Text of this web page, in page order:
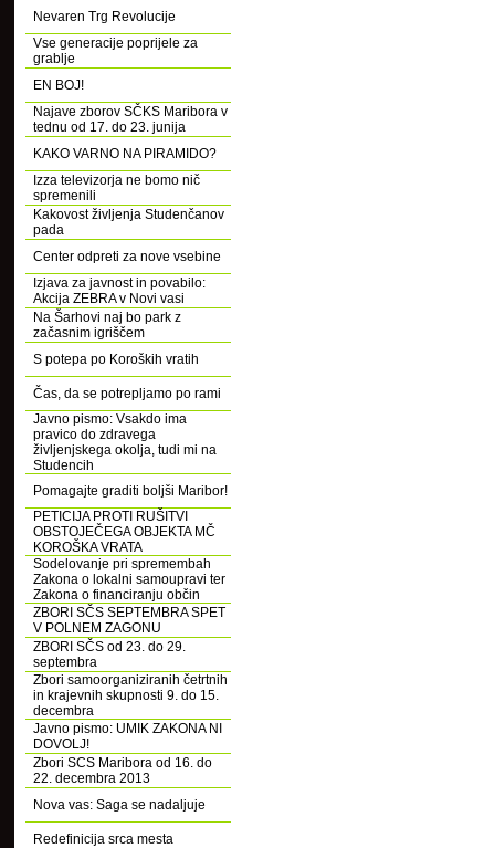
Nevaren Trg Revolucije
Vse generacije poprijele za
grablje
EN BOJ!
Najave zborov SČKS Maribora v
tednu od 17. do 23. junija
KAKO VARNO NA PIRAMIDO?
Izza televizorja ne bomo nič
spremenili
Kakovost življenja Studenčanov
pada
Center odpreti za nove vsebine
Izjava za javnost in povabilo:
Akcija ZEBRA v Novi vasi
Na Šarhovi naj bo park z
začasnim igriščem
S potepa po Koroških vratih
Čas, da se potrepljamo po rami
Javno pismo: Vsakdo ima
pravico do zdravega
življenjskega okolja, tudi mi na
Studencih
Pomagajte graditi boljši Maribor!
PETICIJA PROTI RUŠITVI
OBSTOJEČEGA OBJEKTA MČ
KOROŠKA VRATA
Sodelovanje pri spremembah
Zakona o lokalni samoupravi ter
Zakona o financiranju občin
ZBORI SČS SEPTEMBRA SPET
V POLNEM ZAGONU
ZBORI SČS od 23. do 29.
septembra
Zbori samoorganiziranih četrtnih
in krajevnih skupnosti 9. do 15.
decembra
Javno pismo: UMIK ZAKONA NI
DOVOLJ!
Zbori SCS Maribora od 16. do
22. decembra 2013
Nova vas: Saga se nadaljuje
Redefinicija srca mesta